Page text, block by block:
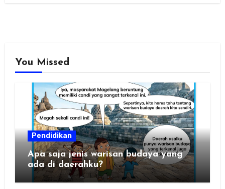
You Missed
Pendidikan
Apa saja jenis warisan budaya yang
ada di daerahku?